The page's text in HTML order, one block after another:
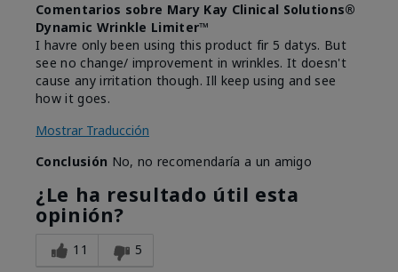
Comentarios sobre Mary Kay Clinical Solutions®
Dynamic Wrinkle Limiter™
I havre only been using this product fir 5 datys. But
see no change/ improvement in wrinkles. It doesn't
cause any irritation though. Ill keep using and see
how it goes.
Mostrar Traducción
Conclusión No, no recomendaría a un amigo
¿Le ha resultado útil esta
opinión?
11 5